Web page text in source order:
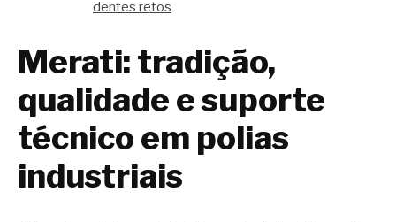
dentes retos
Merati: tradição,
qualidade e suporte
técnico em polias
industriais